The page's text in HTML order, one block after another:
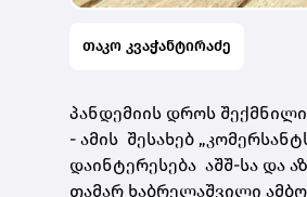
თაკო კვაჭანტირაძე
პანდემიის დროს
- ამის შესახებ
დაინტერესება აშშ-სა და
თამარ ხაბრელაშვილი